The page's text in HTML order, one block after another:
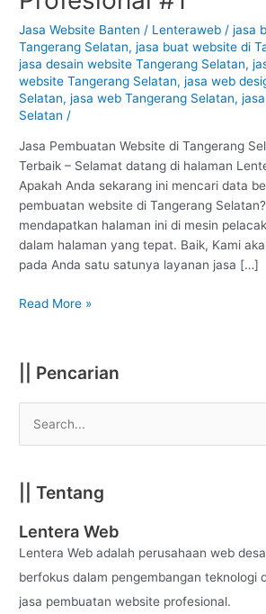
Jasa Website Banten / Lenteraweb /jasa
Tangerang Selatan,jasa buat website di
jasa desain website Tangerang Selatan,
website Tangerang Selatan,jasa web
Selatan,jasa web Tangerang Selatan,
Selatan /
Jasa Pembuatan Website di Tangerang
Terbaik – Selamat datang di halaman
Apakah Anda sekarang ini mencari data
pembuatan website di Tangerang
mendapatkan halaman ini di mesin
dalam halaman yang tepat. Baik, Kami
pada Anda satu satunya layanan jasa […]
Tangerang
Selatan
:
Profesional
#1
Read More »
|| Pencarian
r
c
h
f
o
|| Tentang
Lentera Web
Lentera Web adalah perusahaan web
berfokus dalam pengembangan teknologi
jasa pembuatan website profesional.